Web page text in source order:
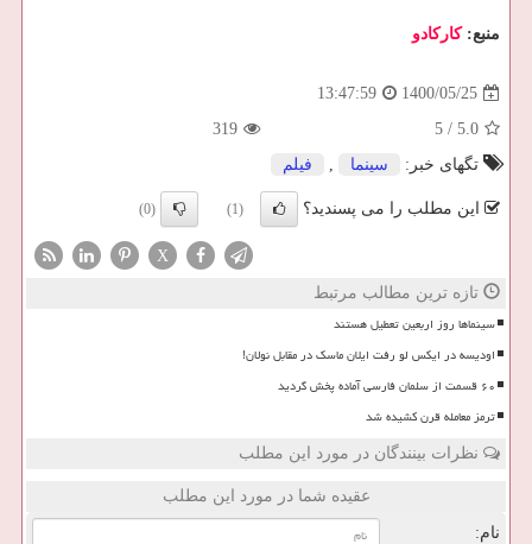
منبع:كاركادو
1400/05/25
13:47:59
5.0
/
5
319
تگهای خبر:
سینما , فیلم
این مطلب را می پسندید؟ (1)
(0)
X
تازه ترین مطالب مرتبط
سینماها روز اربعین تعطیل هستند
اودیسه در ایکس لو رفت ایلان ماسک در مقابل نولان!
۶۰ قسمت از سلمان فارسی آماده پخش گردید
ترمز معامله قرن کشیده شد
نظرات بینندگان در مورد این مطلب
عقیده شما در مورد این مطلب
نام: